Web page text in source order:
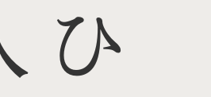
ひ